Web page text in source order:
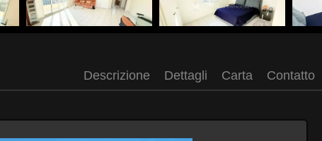
Descrizione Dettagli Carta Contatto